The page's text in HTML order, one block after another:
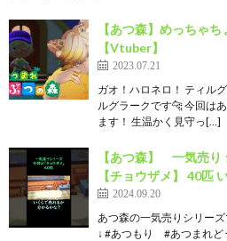
【あつ森】めっちゃ
【Vtuber】
2023.07.21
ガオ！ハロネロ！ ティル
ルグラークです🐆 今回は
ます！ 生温かく見守っ[…]
【あつ森】 一気売り
【チョウザメ】 40匹
2024.09.20
あつ森の一気売りシリー
↓ #あつもり #あつまれ